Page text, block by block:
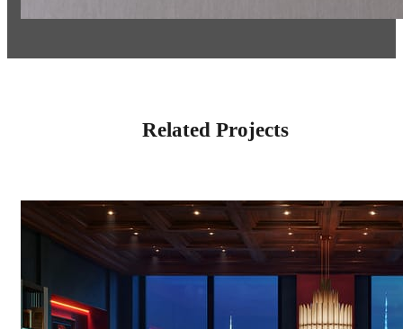
Related Projects